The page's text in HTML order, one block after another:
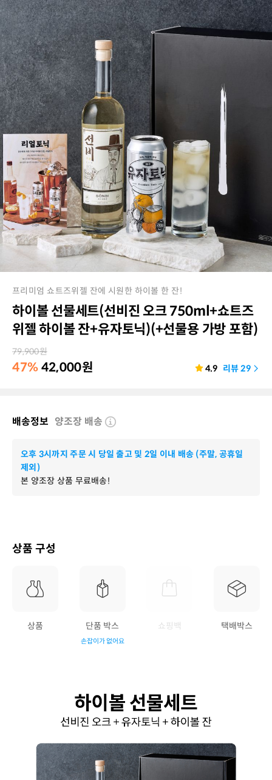
프리미엄 쇼트즈위젤 잔에 시원한 하이볼 한 잔!
하이볼 선물세트(선비진 오크 750ml+쇼트즈
위젤 하이볼 잔+유자토닉)(+선물용 가방 포함)
79,900원
47% 42,000원 4.9 리뷰29
배송정보 양조장 배송
오후 3시까지 주문 시 당일 출고 및 2일 이내 배송 (주말, 공휴일
제외)
본 양조장 상품 무료배송!
상품 구성
상품 단품 박스
손잡이가 없어요
쇼핑백 택배박스